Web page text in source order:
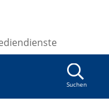
Suchen